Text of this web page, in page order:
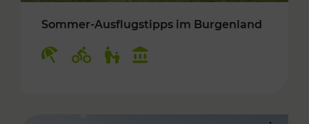
Sommer-Ausflugstipps im Burgenland